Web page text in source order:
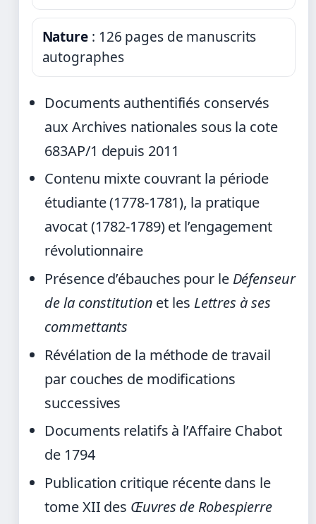
Nature : 126 pages de manuscrits
autographes
Documents authentifiés conservés
aux Archives nationales sous la cote
683AP/1 depuis 2011
Contenu mixte couvrant la période
étudiante (1778-1781), la pratique
avocat (1782-1789) et l’engagement
révolutionnaire
Présence d’ébauches pour le Défenseur
de la constitution et les Lettres à ses
commettants
Révélation de la méthode de travail
par couches de modifications
successives
Documents relatifs à l’Affaire Chabot
de 1794
Publication critique récente dans le
tome XII des Œuvres de Robespierre